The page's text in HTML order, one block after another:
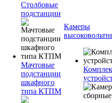
Столбовые
подстанции
Мачтовые
подстанции
шкафного
типа КТПМ
Камеры